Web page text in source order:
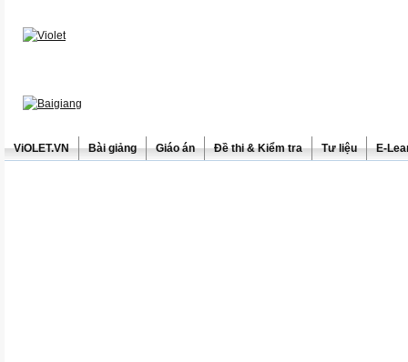
ViOLET.VN Bài giảng Giáo án Đề thi & Kiểm tra Tư liệu E-